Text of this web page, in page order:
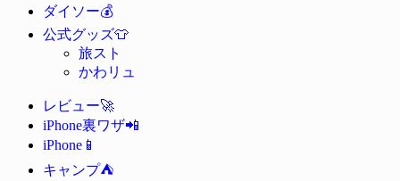
ダイソー💰
公式グッズ👕
旅スト
かわリュ
レビュー🚀
iPhone裏ワザ📲
iPhone 📱
キャンプ⛺